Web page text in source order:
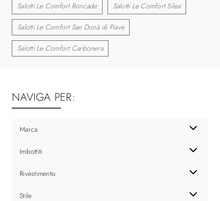
Salotti Le Comfort Roncade Salotti Le Comfort Silea
Salotti Le Comfort San Donà di Piave
Salotti Le Comfort Carbonera
NAVIGA PER:
Marca
Imbottiti
Rivestimento
Stile